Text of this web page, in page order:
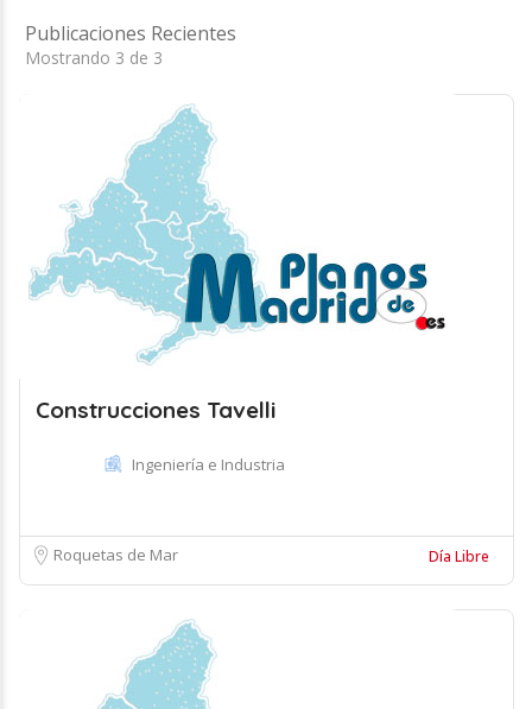
Publicaciones Recientes
Mostrando 3 de 3
Construcciones Tavelli
Ingeniería e Industria
Roquetas de Mar Día Libre